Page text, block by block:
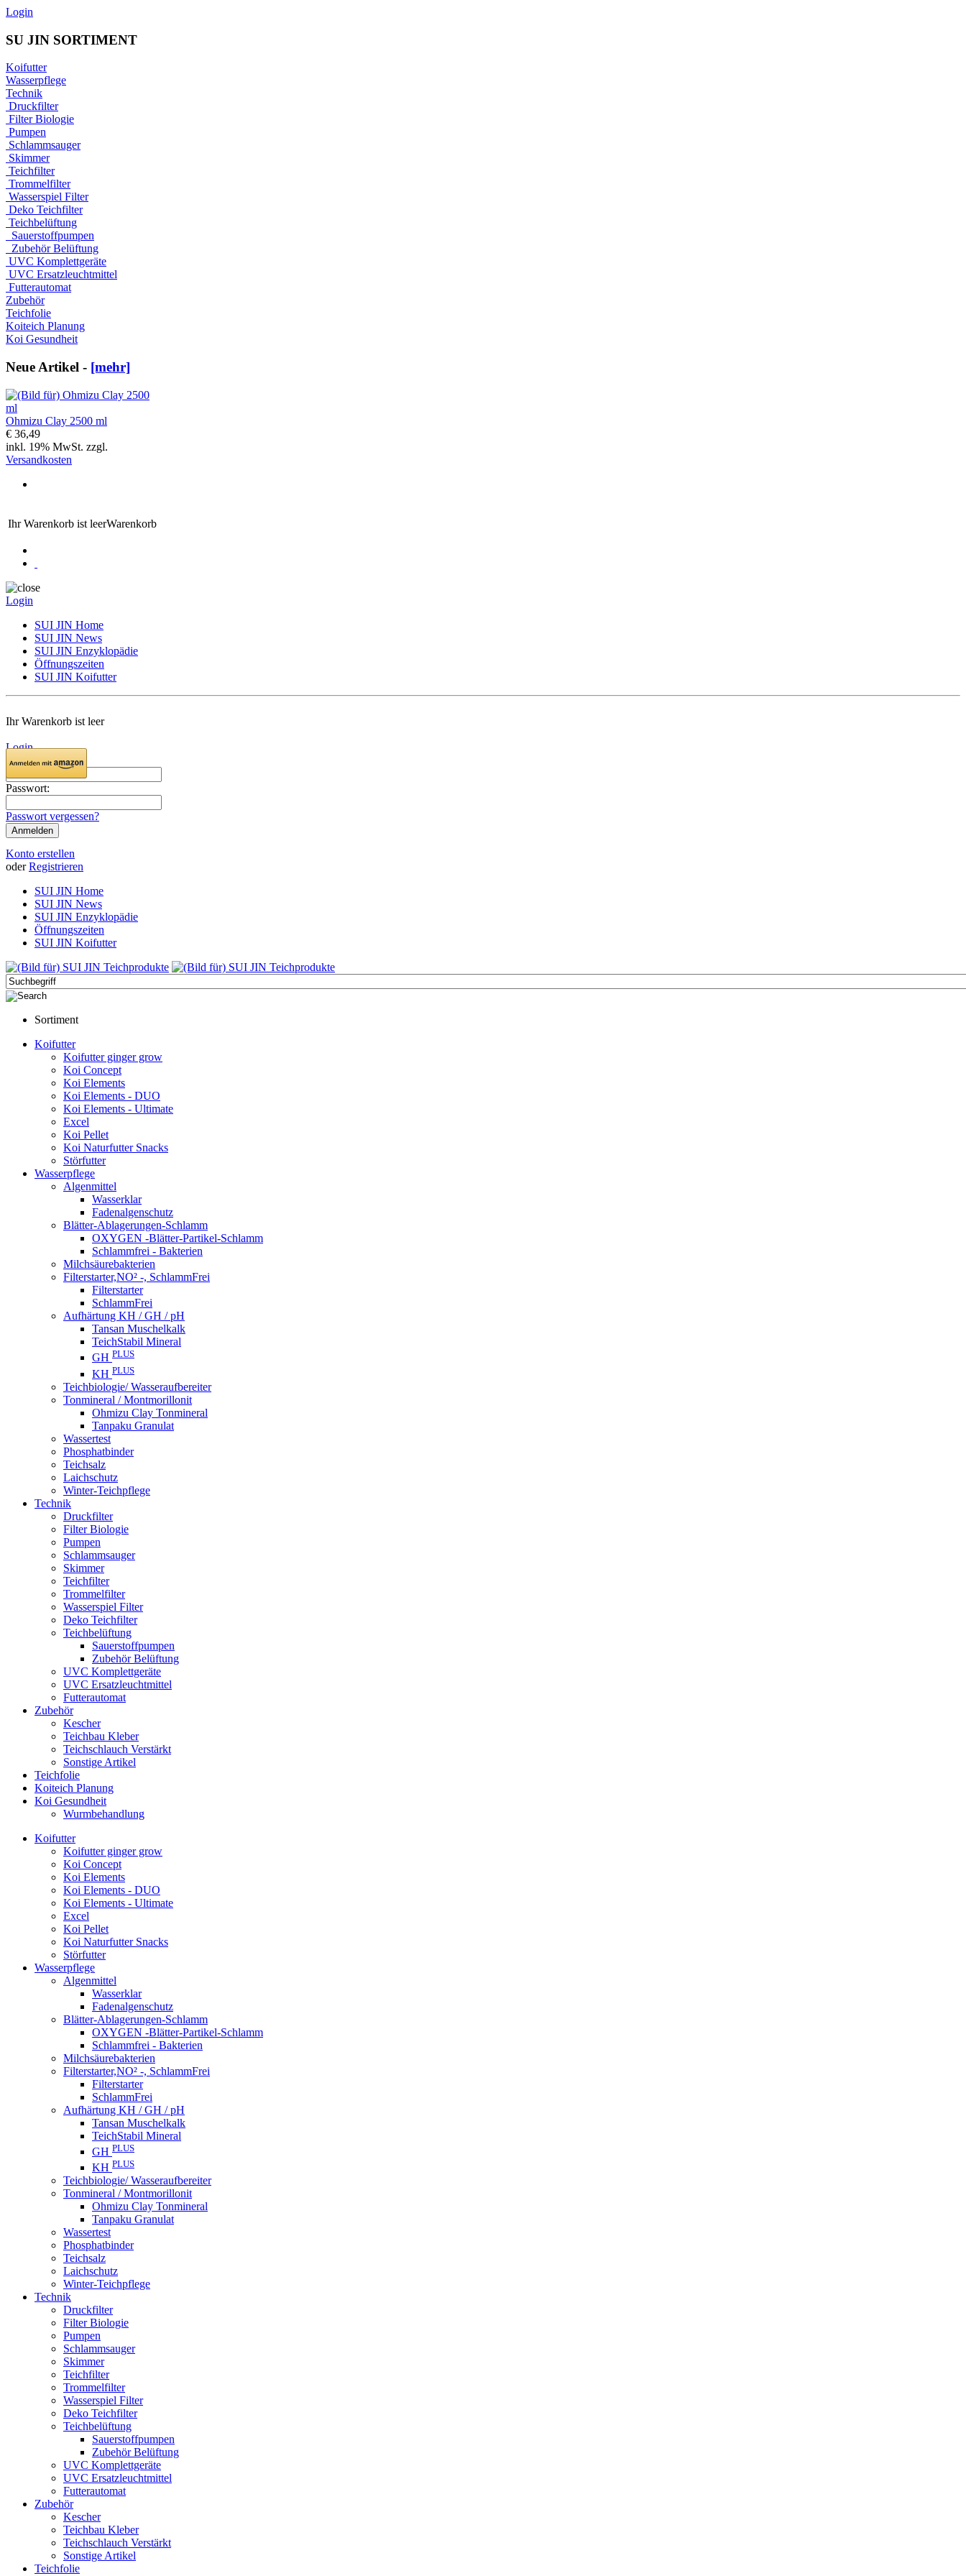
Login
SU JIN SORTIMENT
Koifutter
Wasserpflege
Technik
Druckfilter
Filter Biologie
Pumpen
Schlammsauger
Skimmer
Teichfilter
Trommelfilter
Wasserspiel Filter
Deko Teichfilter
Teichbelüftung
Sauerstoffpumpen
Zubehör Belüftung
UVC Komplettgeräte
UVC Ersatzleuchtmittel
Futterautomat
Zubehör
Teichfolie
Koiteich Planung
Koi Gesundheit
Neue Artikel - [mehr]
Ohmizu Clay 2500 ml
€ 36,49
inkl. 19% MwSt. zzgl.
Versandkosten
Ihr Warenkorb ist leerWarenkorb
Login
SUI JIN Home
SUI JIN News
SUI JIN Enzyklopädie
Öffnungszeiten
SUI JIN Koifutter
Ihr Warenkorb ist leer
Login
E-Mail:
Passwort:
Passwort vergessen?
Konto erstellen
oder Registrieren
SUI JIN Home
SUI JIN News
SUI JIN Enzyklopädie
Öffnungszeiten
SUI JIN Koifutter
Sortiment
Koifutter
Koifutter ginger grow
Koi Concept
Koi Elements
Koi Elements - DUO
Koi Elements - Ultimate
Excel
Koi Pellet
Koi Naturfutter Snacks
Störfutter
Wasserpflege
Algenmittel
Wasserklar
Fadenalgenschutz
Blätter-Ablagerungen-Schlamm
OXYGEN -Blätter-Partikel-Schlamm
Schlammfrei - Bakterien
Milchsäurebakterien
Filterstarter,NO² -, SchlammFrei
Filterstarter
SchlammFrei
Aufhärtung KH / GH / pH
Tansan Muschelkalk
TeichStabil Mineral
GH PLUS
KH PLUS
Teichbiologie/ Wasseraufbereiter
Tonmineral / Montmorillonit
Ohmizu Clay Tonmineral
Tanpaku Granulat
Wassertest
Phosphatbinder
Teichsalz
Laichschutz
Winter-Teichpflege
Technik
Druckfilter
Filter Biologie
Pumpen
Schlammsauger
Skimmer
Teichfilter
Trommelfilter
Wasserspiel Filter
Deko Teichfilter
Teichbelüftung
Sauerstoffpumpen
Zubehör Belüftung
UVC Komplettgeräte
UVC Ersatzleuchtmittel
Futterautomat
Zubehör
Kescher
Teichbau Kleber
Teichschlauch Verstärkt
Sonstige Artikel
Teichfolie
Koiteich Planung
Koi Gesundheit
Wurmbehandlung
Koifutter
Koifutter ginger grow
Koi Concept
Koi Elements
Koi Elements - DUO
Koi Elements - Ultimate
Excel
Koi Pellet
Koi Naturfutter Snacks
Störfutter
Wasserpflege
Algenmittel
Wasserklar
Fadenalgenschutz
Blätter-Ablagerungen-Schlamm
OXYGEN -Blätter-Partikel-Schlamm
Schlammfrei - Bakterien
Milchsäurebakterien
Filterstarter,NO² -, SchlammFrei
Filterstarter
SchlammFrei
Aufhärtung KH / GH / pH
Tansan Muschelkalk
TeichStabil Mineral
GH PLUS
KH PLUS
Teichbiologie/ Wasseraufbereiter
Tonmineral / Montmorillonit
Ohmizu Clay Tonmineral
Tanpaku Granulat
Wassertest
Phosphatbinder
Teichsalz
Laichschutz
Winter-Teichpflege
Technik
Druckfilter
Filter Biologie
Pumpen
Schlammsauger
Skimmer
Teichfilter
Trommelfilter
Wasserspiel Filter
Deko Teichfilter
Teichbelüftung
Sauerstoffpumpen
Zubehör Belüftung
UVC Komplettgeräte
UVC Ersatzleuchtmittel
Futterautomat
Zubehör
Kescher
Teichbau Kleber
Teichschlauch Verstärkt
Sonstige Artikel
Teichfolie